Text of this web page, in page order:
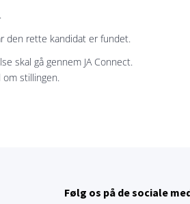
den rette kandidat er fundet.
skal gå gennem JA Connect.
om stillingen.
Følg os på de sociale